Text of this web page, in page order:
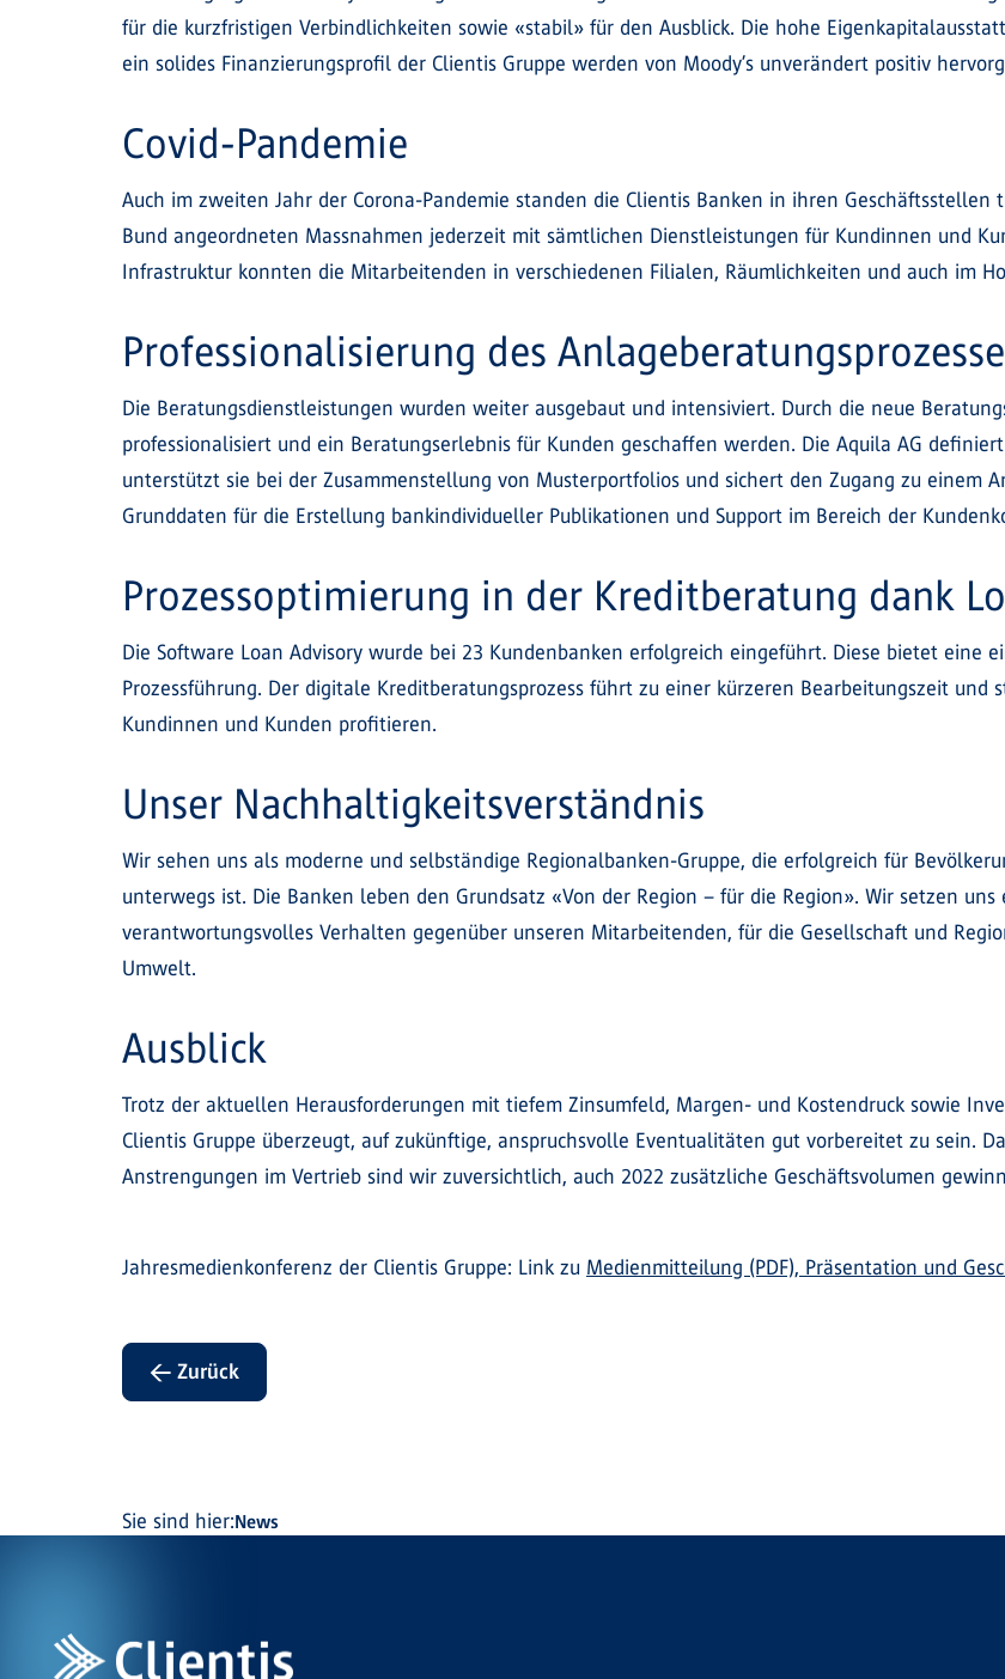
für die kurzfristigen Verbindlichkeiten sowie «stabil» für den Ausblick. Die hohe
ein solides Finanzierungsprofil der Clientis Gruppe werden von Moody’s unverändert positiv
Covid-Pandemie
Auch im zweiten Jahr der Corona-Pandemie standen die Clientis Banken in ihren
Bund angeordneten Massnahmen jederzeit mit sämtlichen Dienstleistungen für Kundinnen und
Infrastruktur konnten die Mitarbeitenden in verschiedenen Filialen, Räumlichkeiten und auch im
Professionalisierung des
Die Beratungsdienstleistungen wurden weiter ausgebaut und intensiviert. Durch die neue
professionalisiert und ein Beratungserlebnis für Kunden geschaffen werden. Die Aquila AG
unterstützt sie bei der Zusammenstellung von Musterportfolios und sichert den Zugang zu einem
Grunddaten für die Erstellung bankindividueller Publikationen und Support im Bereich der
Prozessoptimierung in der Kreditberatung dank
Die Software Loan Advisory wurde bei 23 Kundenbanken erfolgreich eingeführt. Diese bietet eine
Prozessführung. Der digitale Kreditberatungsprozess führt zu einer kürzeren Bearbeitungszeit und
Kundinnen und Kunden profitieren.
Unser Nachhaltigkeitsverständnis
Wir sehen uns als moderne und selbständige Regionalbanken-Gruppe, die erfolgreich für
unterwegs ist. Die Banken leben den Grundsatz «Von der Region – für die Region». Wir setzen
verantwortungsvolles Verhalten gegenüber unseren Mitarbeitenden, für die Gesellschaft und
Umwelt.
Ausblick
Trotz der aktuellen Herausforderungen mit tiefem Zinsumfeld, Margen- und Kostendruck sowie
Clientis Gruppe überzeugt, auf zukünftige, anspruchsvolle Eventualitäten gut vorbereitet zu sein.
Anstrengungen im Vertrieb sind wir zuversichtlich, auch 2022 zusätzliche Geschäftsvolumen
Jahresmedienkonferenz der Clientis Gruppe: Link zu Medienmitteilung (PDF), Präsentation und
← Zurück
Sie sind hier:News